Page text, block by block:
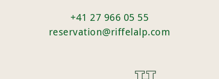
+41 27 966 05 55
reservation@riffelalp.com